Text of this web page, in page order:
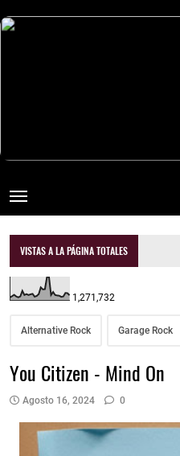
VISTAS A LA PÁGINA TOTALES
1,271,732
Alternative Rock Garage Rock
You Citizen - Mind On
Agosto 16, 2024 0